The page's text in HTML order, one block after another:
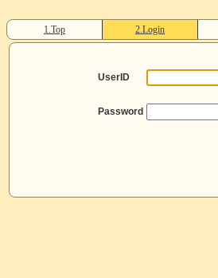
1.Top 2.Login
UserID
Password